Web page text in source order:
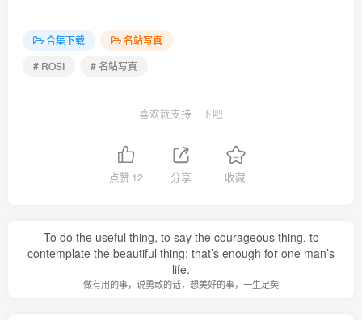
[ROSI写真]口罩系列 2026.04.08 NO.3587 [103P347MB]
[ROSI写真]口罩系列 2026.04.07 NO.3586 [90P211MB]
[ROSI写真]口罩系列 2026.04.06 NO.3585 [150P350MB]
[ROSI写真]口罩系列 2026.04.04 NO.3583 [165P374MB]
[ROSI写真]口罩系列 2026.04.03 NO.3582 [70P175MB]
[ROSI写真]口罩系列 2026.04.02 NO.3581 [108P250MB]
[ROSI写真]口罩系列 2026.03.31 NO.3579 [201P472MB]
[ROSI写真]口罩系列 2026.03.30 NO.3578 [96P227MB]
[ROSI写真]口罩系列 2026.03.29 NO.3577 [90P222MB]
合集下载
名站写真
# ROSI
# 名站写真
喜欢就支持一下吧
点赞 12 分享 收藏
To do the useful thing, to say the courageous thing, to
contemplate the beautiful thing: that’s enough for one man’s
life.
做有用的事，说勇敢的话，想美好的事，一生足矣